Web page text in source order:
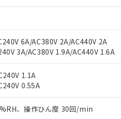
6A/AC380V 2A/AC440V 2A
3A/AC380V 1.9A/AC440V 1.6A
1.1A
0.55A
、操作ひん度 30回/min
のお取引先、またはお客様担当の
は「販売ネットワーク
」をご確
前の承諾なく第三者に漏洩または
ス）をご利用いただくには、I-Web
様との取引・商談に必要な範囲で
用除外項目は除く。
的な使用がないことを確認しています。
が前後することがあります。
ム) : 100ppm、
ブチル) : 1000ppm、 BBP(フタル酸ブチル
以下であることを示します。
外部に漏えいし、環境に深刻な影
合わせください。
合は、上記1、2および3の内容を当
関係者が違法に輸出するおそれが
、お客様のお取引先、またはお客
ださい)
を公開していない機種